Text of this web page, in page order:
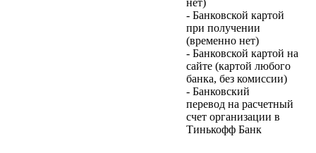
нет)
- Банковской картой
при получении
(временно нет)
- Банковской картой на
сайте (картой любого
банка, без комиссии)
- Банковский
перевод на расчетный
счет организации в
Тинькофф Банк